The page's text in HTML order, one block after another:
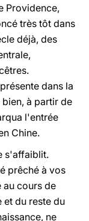
Providence,
très tôt dans
déjà, des
dans la
à partir de
l'entrée
Chine.
s'affaiblit.
prêché à vos
cours de
et du reste du
ne